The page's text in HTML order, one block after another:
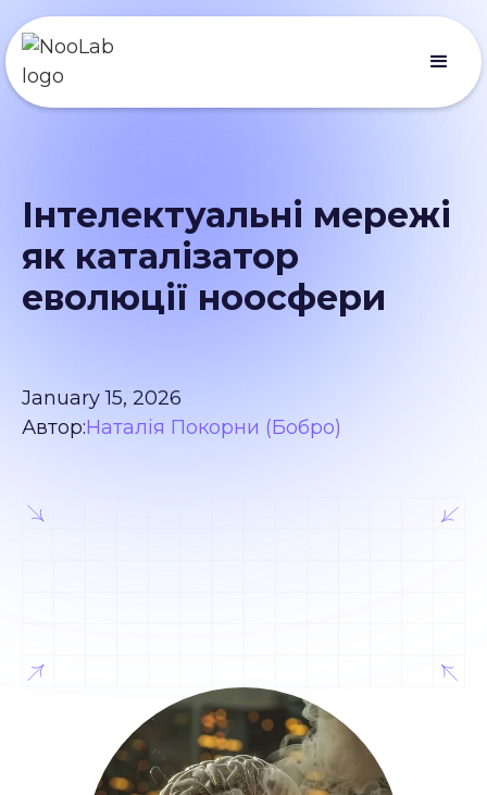
Інтелектуальні мережі
як каталізатор
еволюції ноосфери
January 15, 2026
Автор:Наталія Покорни (Бобро)